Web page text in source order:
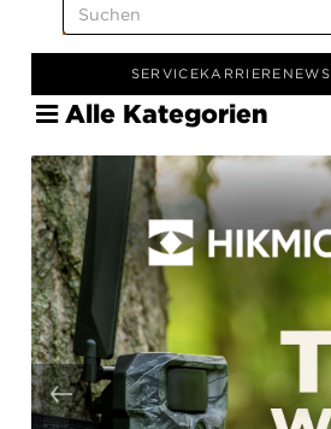
SERVICEKARRIERE NEWS
Alle Kategorien